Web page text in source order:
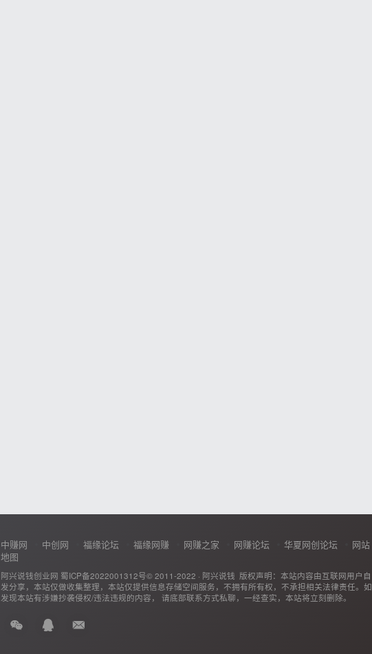
中赚网 中创网 福缘论坛 福缘网赚 网赚之家 网赚论坛 华夏网创论坛
网站
地图
阿兴说钱创业网 蜀ICP备2022001312号© 2011-2022 · 阿兴说钱 版权声明：本站内容由互联网用户自
发分享，本站仅做收集整理，本站仅提供信息存储空间服务，不拥有所有权，不承担相关法律责任。如
发现本站有涉嫌抄袭侵权/违法违规的内容， 请底部联系方式私聊，一经查实，本站将立刻删除。